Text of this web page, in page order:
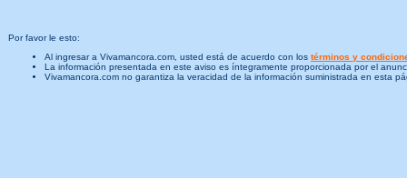
Por favor le esto:
Al ingresar a Vivamancora.com, usted está de acuerdo con los términos y
La información presentada en este aviso es íntegramente proporcionada por el
Vivamancora.com no garantiza la veracidad de la información suministrada en esta